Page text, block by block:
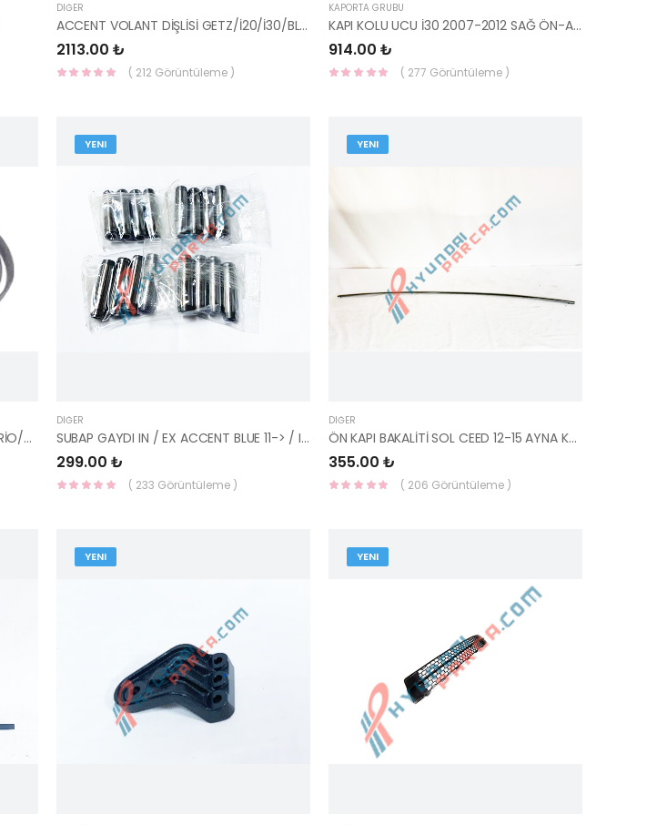
DIĞER
ACCENT VOLANT DİŞLİSİ GETZ/İ20/İ30/BLUE/CEED/CERATO/İX35/SPORTAGE 23212-21000-H
2113.00 ₺
( 212 Görüntüleme )
KAPORTA GRUBU
KAPI KOLU UCU İ30 2007-2012 SAĞ ÖN-ARKA 82652-2H020-HMC
914.00 ₺
( 277 Görüntüleme )
KANALLI V KAYIŞI BLUE/İ30/ELANTRA/RİO/CEED 6PK1255 25212-2B020 25212-2B120-YS
YENI
DIĞER
SUBAP GAYDI IN / EX ACCENT BLUE 11-> / I30 / I20 1.4 - 1.6 16V BENZINLI 11-> SPR
299.00 ₺
( 233 Görüntüleme )
YENI
DIĞER
ÖN KAPI BAKALİTİ SOL CEED 12-15 AYNA KENAR ÜÇGENİ 82850-A2710-HMC
355.00 ₺
( 206 Görüntüleme )
YENI YENI